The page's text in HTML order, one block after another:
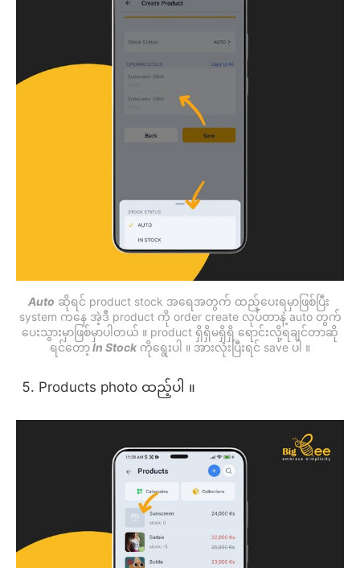
Auto ဆိုရင် product stock အရေအတွက် ထည့်ပေးရမှာဖြစ်ပြီး
system ကနေ အဲ့ဒီ product ကို order create လုပ်တာနဲ့ auto တွက်
ပေးသွားမှာဖြစ်မှာပါတယ် ။ product ရှိရှိမရှိရှိ ရောင်းလို့ရချင်တာဆို
ရင်တော့ In Stock ကိုရွေးပါ ။ အားလုံးပြီးရင် save ပါ ။
Products photo ထည့်ပါ ။